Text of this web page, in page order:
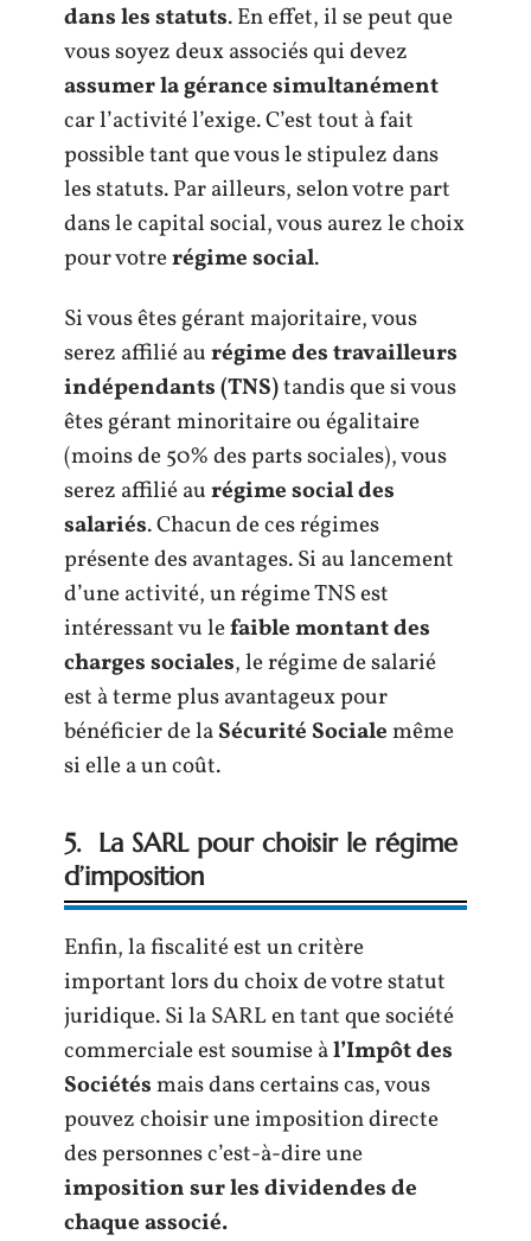
dans les statuts. En effet, il se peut que
vous soyez deux associés qui devez
assumer la gérance simultanément
car l’activité l’exige. C’est tout à fait
possible tant que vous le stipulez dans
les statuts. Par ailleurs, selon votre part
dans le capital social, vous aurez le choix
pour votrerégime social.
Si vous êtes gérant majoritaire, vous
serez affilié aurégime des travailleurs
indépendants (TNS)tandis que si vous
êtes gérant minoritaire ou égalitaire
(moins de 50% des parts sociales), vous
serez affilié aurégime social des
salariés. Chacun de ces régimes
présente des avantages. Si au lancement
d’une activité, un régime TNS est
intéressant vu lefaible montant des
charges sociales, le régime de salarié
est à terme plus avantageux pour
bénéficier de laSécurité Socialemême
si elle a un coût.
5. La SARL pour choisir le régime
d’imposition
Enfin, la fiscalité est un critère
important lors du choix de votre statut
juridique. Si la SARL en tant que société
commerciale est soumise àl’Impôt des
Sociétésmais dans certains cas, vous
pouvez choisir une imposition directe
des personnes c’est-à-dire une
imposition sur les dividendes de
chaque associé.